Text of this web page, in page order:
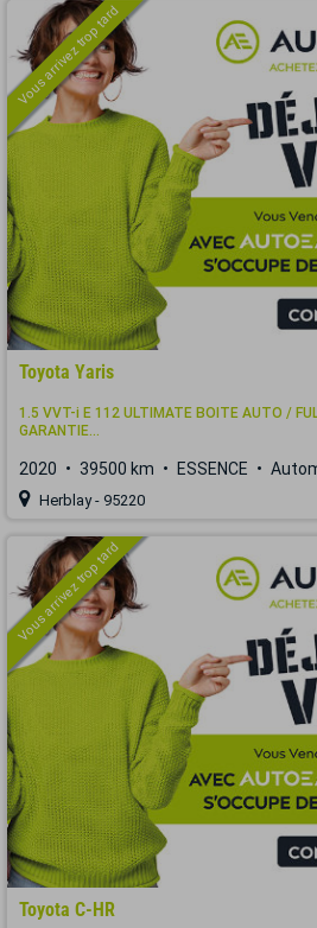
Vous arrivez trop tard
Toyota Yaris
1.5 VVT-i E 112 ULTIMATE BOITE AUTO /
GARANTIE...
2020 39500 km ESSENCE
Herblay - 95220
Vous arrivez trop tard
Toyota C-HR